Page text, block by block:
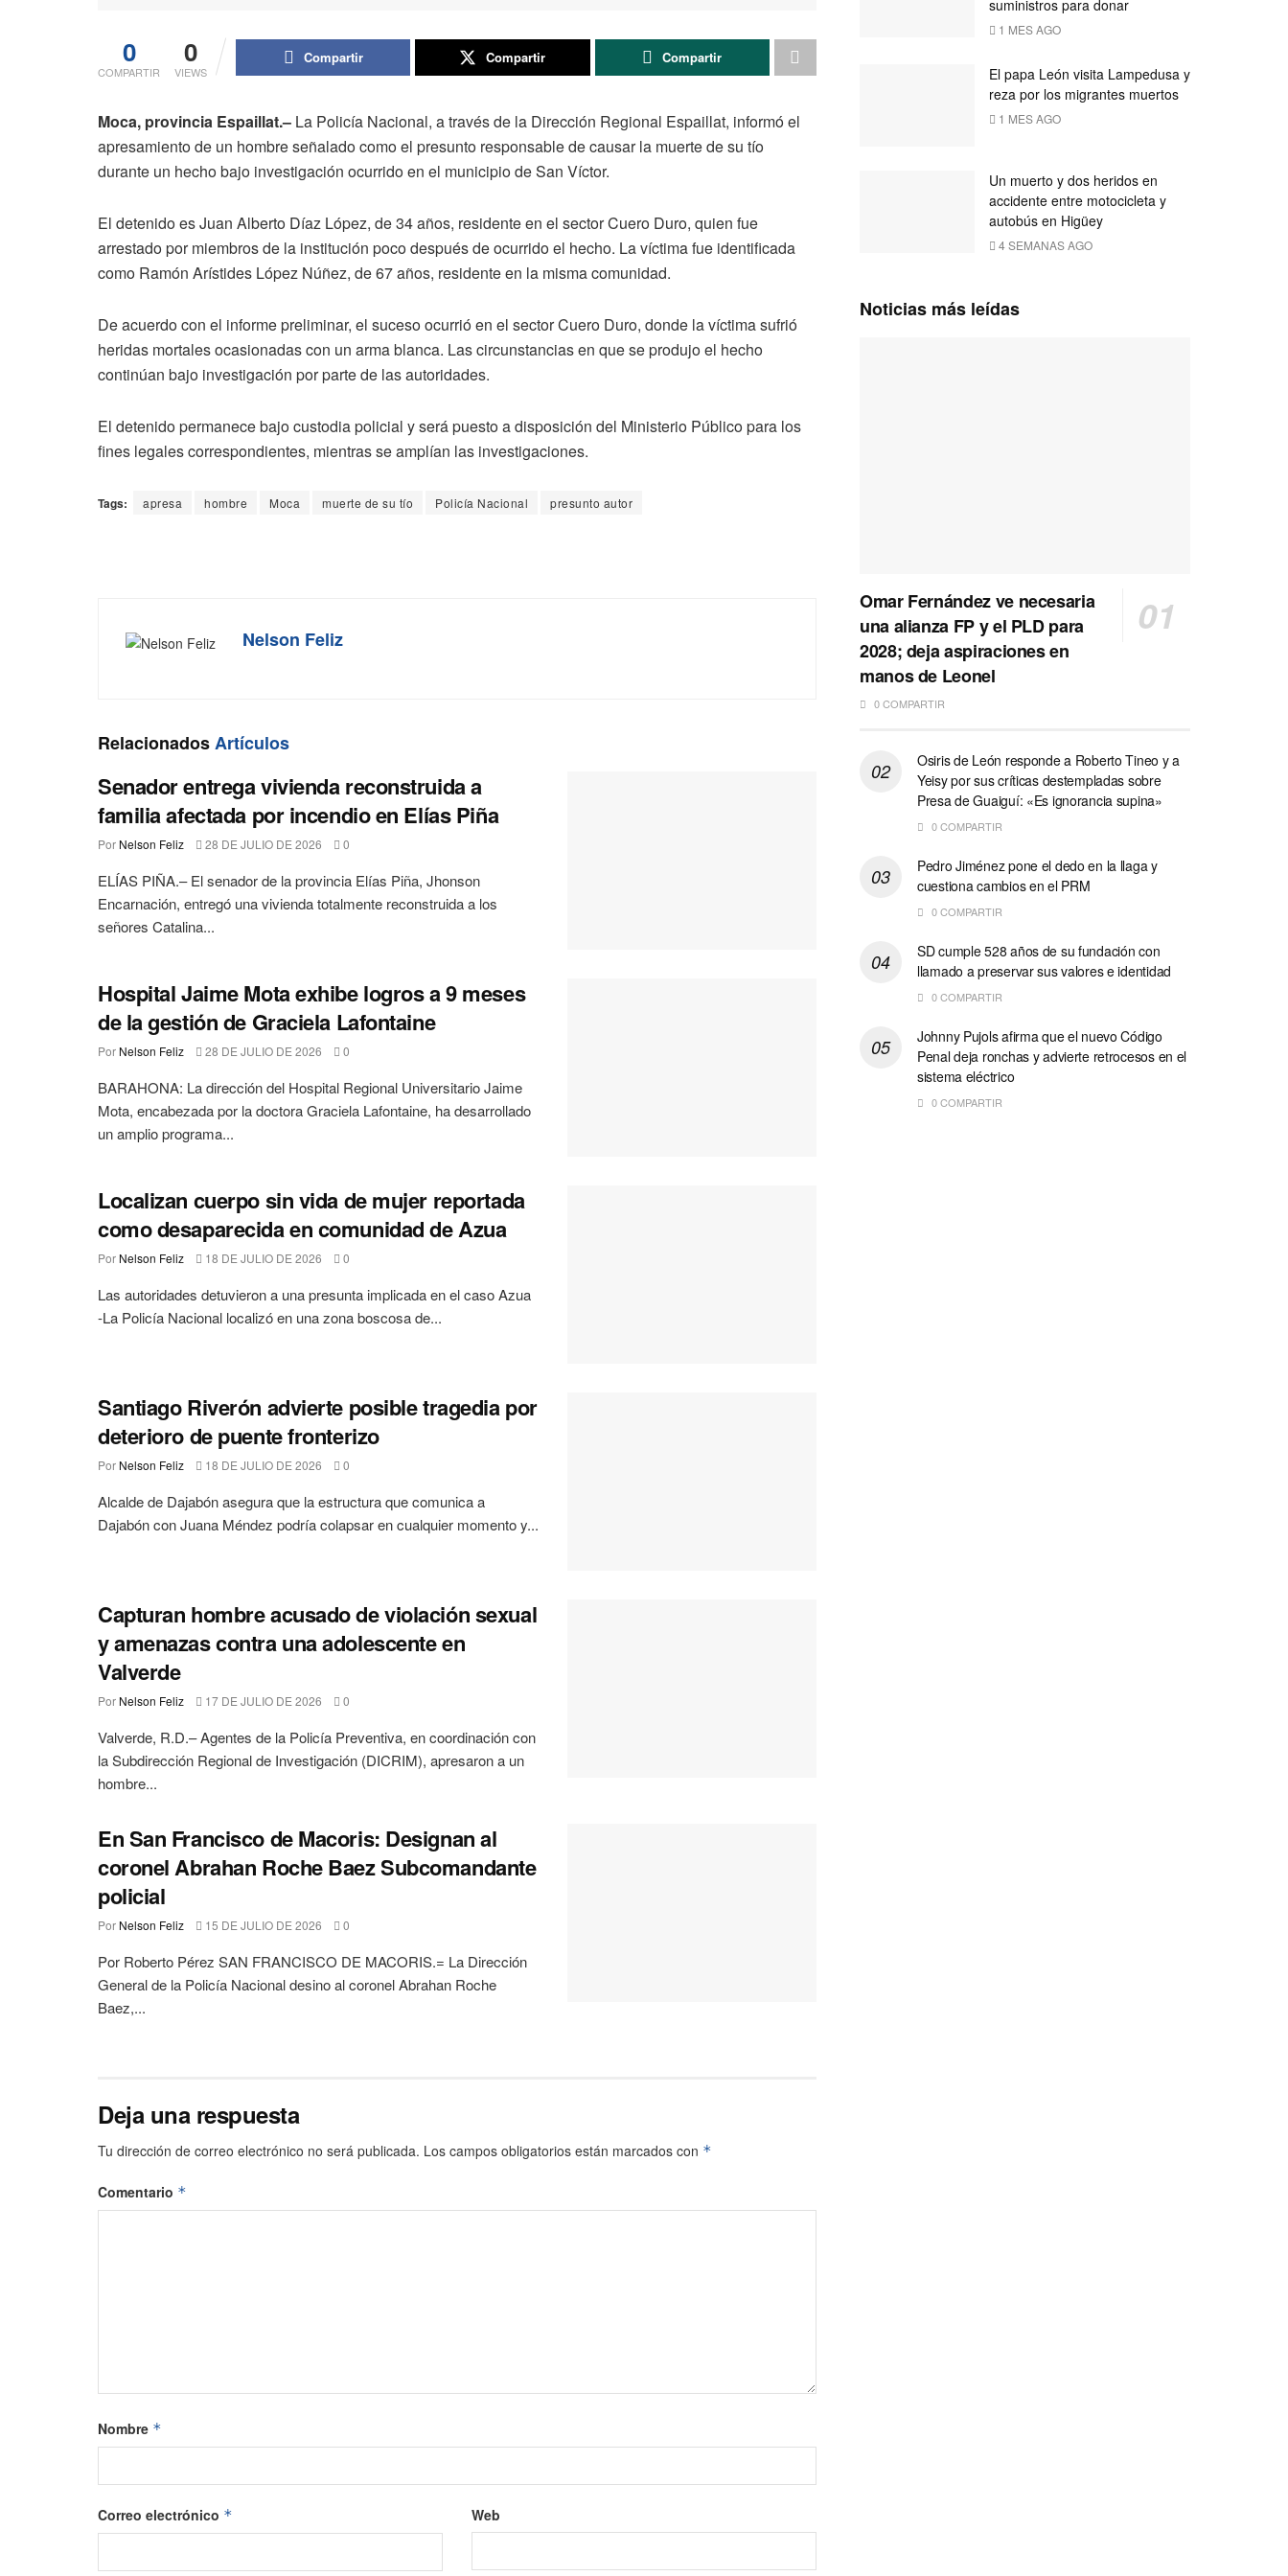
0
COMPARTIR
0
VIEWS
Compartir Compartir Compartir
Moca, provincia Espaillat.– La Policía Nacional, a través de la Dirección Regional Espaillat, informó el
apresamiento de un hombre señalado como el presunto responsable de causar la muerte de su tío
durante un hecho bajo investigación ocurrido en el municipio de San Víctor.
El detenido es Juan Alberto Díaz López, de 34 años, residente en el sector Cuero Duro, quien fue
arrestado por miembros de la institución poco después de ocurrido el hecho. La víctima fue identificada
como Ramón Arístides López Núñez, de 67 años, residente en la misma comunidad.
De acuerdo con el informe preliminar, el suceso ocurrió en el sector Cuero Duro, donde la víctima sufrió
heridas mortales ocasionadas con un arma blanca. Las circunstancias en que se produjo el hecho
continúan bajo investigación por parte de las autoridades.
El detenido permanece bajo custodia policial y será puesto a disposición del Ministerio Público para los
fines legales correspondientes, mientras se amplían las investigaciones.
Tags: apresa hombre Moca muerte de su tío Policía Nacional presunto autor
Nelson Feliz
RelacionadosArtículos
Senador entrega vivienda reconstruida a
familia afectada por incendio en Elías Piña
Por Nelson Feliz 28 DE JULIO DE 2026 0
ELÍAS PIÑA.– El senador de la provincia Elías Piña, Jhonson
Encarnación, entregó una vivienda totalmente reconstruida a los
señores Catalina...
Hospital Jaime Mota exhibe logros a 9 meses
de la gestión de Graciela Lafontaine
Por Nelson Feliz 28 DE JULIO DE 2026 0
BARAHONA: La dirección del Hospital Regional Universitario Jaime
Mota, encabezada por la doctora Graciela Lafontaine, ha desarrollado
un amplio programa...
Localizan cuerpo sin vida de mujer reportada
como desaparecida en comunidad de Azua
Por Nelson Feliz 18 DE JULIO DE 2026 0
Las autoridades detuvieron a una presunta implicada en el caso Azua
-La Policía Nacional localizó en una zona boscosa de...
Santiago Riverón advierte posible tragedia por
deterioro de puente fronterizo
Por Nelson Feliz 18 DE JULIO DE 2026 0
Alcalde de Dajabón asegura que la estructura que comunica a
Dajabón con Juana Méndez podría colapsar en cualquier momento y...
Capturan hombre acusado de violación sexual
y amenazas contra una adolescente en
Valverde
Por Nelson Feliz 17 DE JULIO DE 2026 0
Valverde, R.D.– Agentes de la Policía Preventiva, en coordinación con
la Subdirección Regional de Investigación (DICRIM), apresaron a un
hombre...
En San Francisco de Macoris: Designan al
coronel Abrahan Roche Baez Subcomandante
policial
Por Nelson Feliz 15 DE JULIO DE 2026 0
Por Roberto Pérez SAN FRANCISCO DE MACORIS.= La Dirección
General de la Policía Nacional desino al coronel Abrahan Roche
Baez,...
Deja una respuesta
Tu dirección de correo electrónico no será publicada. Los campos obligatorios están marcados con *
Comentario *
Nombre *
Correo electrónico * Web
suministros para donar
1 MES AGO
El papa León visita Lampedusa y
reza por los migrantes muertos
1 MES AGO
Un muerto y dos heridos en
accidente entre motocicleta y
autobús en Higüey
4 SEMANAS AGO
Noticias más leídas
Omar Fernández ve necesaria
una alianza FP y el PLD para
2028; deja aspiraciones en
manos de Leonel
0 COMPARTIR
Osiris de León responde a Roberto Tineo y a
Yeisy por sus críticas destempladas sobre
Presa de Guaiguí: «Es ignorancia supina»
0 COMPARTIR
Pedro Jiménez pone el dedo en la llaga y
cuestiona cambios en el PRM
0 COMPARTIR
SD cumple 528 años de su fundación con
llamado a preservar sus valores e identidad
0 COMPARTIR
Johnny Pujols afirma que el nuevo Código
Penal deja ronchas y advierte retrocesos en el
sistema eléctrico
0 COMPARTIR